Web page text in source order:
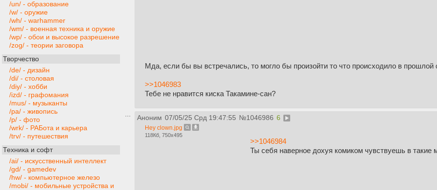
/un/ - образование
/w/ - оружие
/wh/ - warhammer
/wm/ - военная техника и оружие
/wp/ - обои и высокое разрешение
/zog/ - теории заговора
Творчество
/de/ - дизайн
/di/ - столовая
/diy/ - хобби
/izd/ - графомания
/mus/ - музыканты
/pa/ - живопись
/p/ - фото
/wrk/ - РАБота и карьера
/trv/ - путешествия
Техника и софт
/ai/ - искусственный интеллект
/gd/ - gamedev
/hw/ - компьютерное железо
/mobi/ - мобильные устройства и
Мда, если бы вы встречались, то могло бы произойти то что происходило в прошлой
>>1046983
Тебе не нравится киска Такамине-сан?
Аноним 07/05/25 Срд 19:47:55 №1046986 6
Hey clown.jpg
118Кб, 750x495
>>1046984
Ты себя наверное дохуя комиком чувствуешь в такие